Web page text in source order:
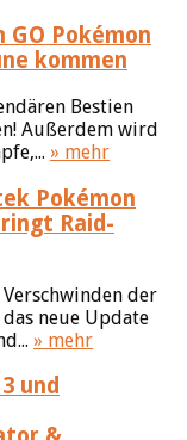
Pokémon
kommen
Bestien
Außerdem wird
» mehr
Pokémon
Raid-
der
neue Update
» mehr